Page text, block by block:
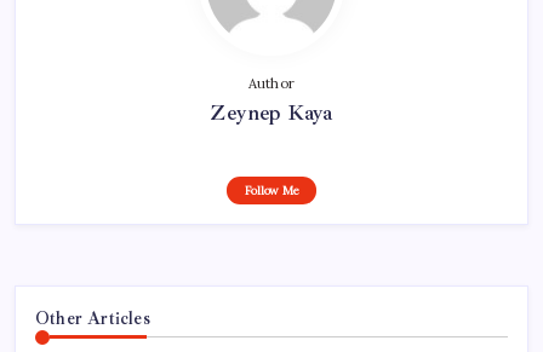
Author
Zeynep Kaya
Follow Me
Other Articles